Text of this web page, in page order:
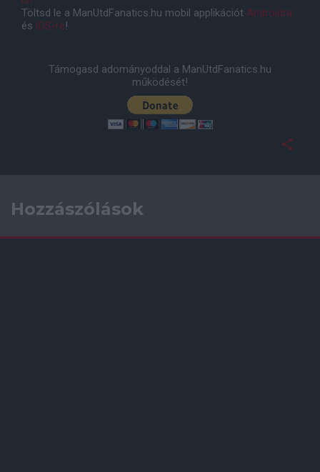
Töltsd le a ManUtdFanatics.hu mobil applikációt Androidra
és iOS-re!
Támogasd adományoddal a ManUtdFanatics.hu
működését!
Hozzászólások